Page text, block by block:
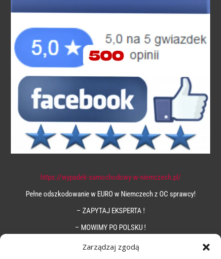
Zarządzaj zgodą
https://wypadek-samochodowy-w-niemczech.pl/
Pełne odszkodowanie w EURO w Niemczech z OC sprawcy!
– ZAPYTAJ EKSPERTA !
– MOWIMY PO POLSKU !